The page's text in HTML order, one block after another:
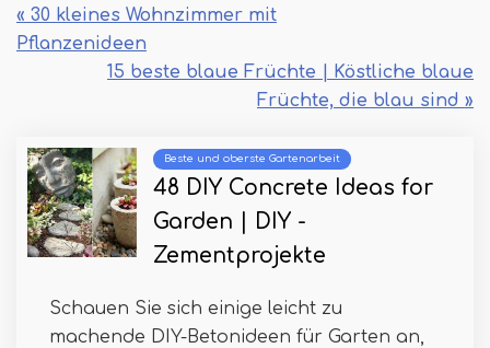
« 30 kleines Wohnzimmer mit
Pflanzenideen
15 beste blaue Früchte | Köstliche blaue
Früchte, die blau sind »
Beste und oberste Gartenarbeit
48 DIY Concrete Ideas for
Garden | DIY -
Zementprojekte
Schauen Sie sich einige leicht zu
machende DIY-Betonideen für Garten an,